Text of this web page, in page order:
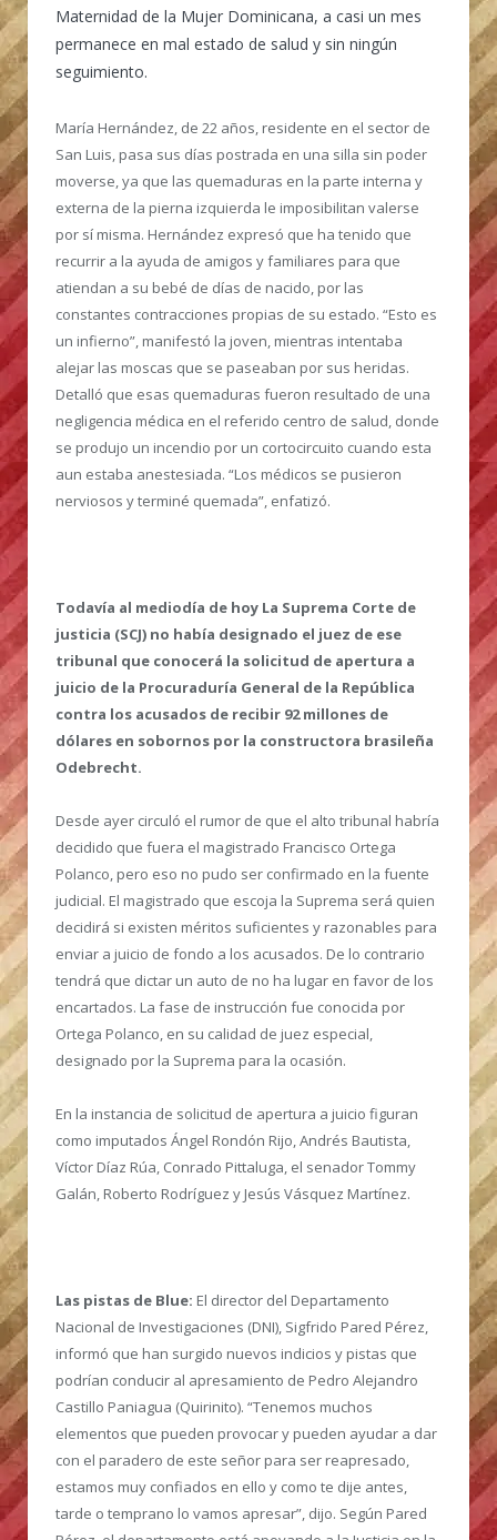
Maternidad de la Mujer Dominicana, a casi un mes
permanece en mal estado de salud y sin ningún
seguimiento.
María Hernández, de 22 años, residente en el sector de
San Luis, pasa sus días postrada en una silla sin poder
moverse, ya que las quemaduras en la parte interna y
externa de la pierna izquierda le imposibilitan valerse
por sí misma. Hernández expresó que ha tenido que
recurrir a la ayuda de amigos y familiares para que
atiendan a su bebé de días de nacido, por las
constantes contracciones propias de su estado. “Esto es
un infierno”, manifestó la joven, mientras intentaba
alejar las moscas que se paseaban por sus heridas.
Detalló que esas quemaduras fueron resultado de una
negligencia médica en el referido centro de salud, donde
se produjo un incendio por un cortocircuito cuando esta
aun estaba anestesiada. “Los médicos se pusieron
nerviosos y terminé quemada”, enfatizó.
Todavía al mediodía de hoy La Suprema Corte de
justicia (SCJ) no había designado el juez de ese
tribunal que conocerá la solicitud de apertura a
juicio de la Procuraduría General de la República
contra los acusados de recibir 92 millones de
dólares en sobornos por la constructora brasileña
Odebrecht.
Desde ayer circuló el rumor de que el alto tribunal habría
decidido que fuera el magistrado Francisco Ortega
Polanco, pero eso no pudo ser confirmado en la fuente
judicial. El magistrado que escoja la Suprema será quien
decidirá si existen méritos suficientes y razonables para
enviar a juicio de fondo a los acusados. De lo contrario
tendrá que dictar un auto de no ha lugar en favor de los
encartados. La fase de instrucción fue conocida por
Ortega Polanco, en su calidad de juez especial,
designado por la Suprema para la ocasión.
En la instancia de solicitud de apertura a juicio figuran
como imputados Ángel Rondón Rijo, Andrés Bautista,
Víctor Díaz Rúa, Conrado Pittaluga, el senador Tommy
Galán, Roberto Rodríguez y Jesús Vásquez Martínez.
Las pistas de Blue: El director del Departamento
Nacional de Investigaciones (DNI), Sigfrido Pared Pérez,
informó que han surgido nuevos indicios y pistas que
podrían conducir al apresamiento de Pedro Alejandro
Castillo Paniagua (Quirinito). “Tenemos muchos
elementos que pueden provocar y pueden ayudar a dar
con el paradero de este señor para ser reapresado,
estamos muy confiados en ello y como te dije antes,
tarde o temprano lo vamos apresar”, dijo. Según Pared